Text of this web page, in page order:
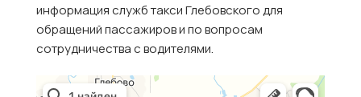
информация служб такси Глебовского для
обращений пассажиров и по вопросам
сотрудничества с водителями.